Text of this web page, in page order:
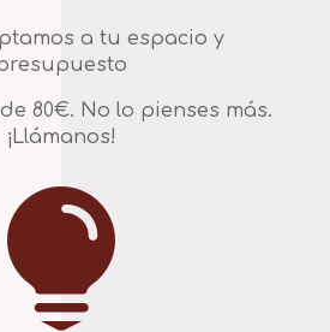
a tu espacio y
80€. No lo pienses más.
¡Llámanos!
